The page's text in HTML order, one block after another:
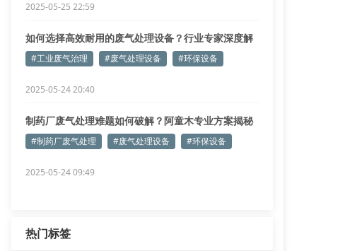
2025-05-25 22:59
如何选择高效耐用的废气处理设备？行业专家深度解
析#工业废气治理 #废气处理设备 #环保设备
2025-05-24 20:40
制药厂废气处理难题如何破解？阿童木专业方案揭秘
#制药厂废气处理 #废气处理设备 #环保设备
2025-05-24 09:49
热门标签